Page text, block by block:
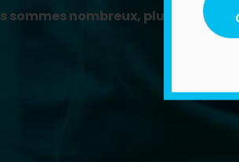
sommes nombreux, plus notre